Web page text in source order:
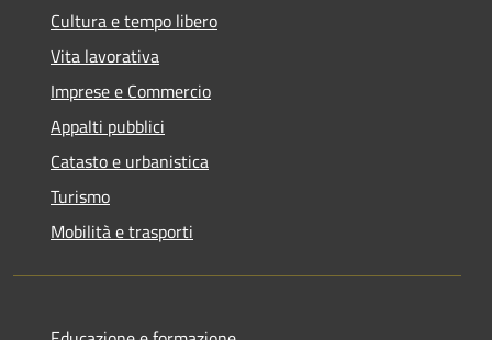
Cultura e tempo libero
Vita lavorativa
Imprese e Commercio
Appalti pubblici
Catasto e urbanistica
Turismo
Mobilità e trasporti